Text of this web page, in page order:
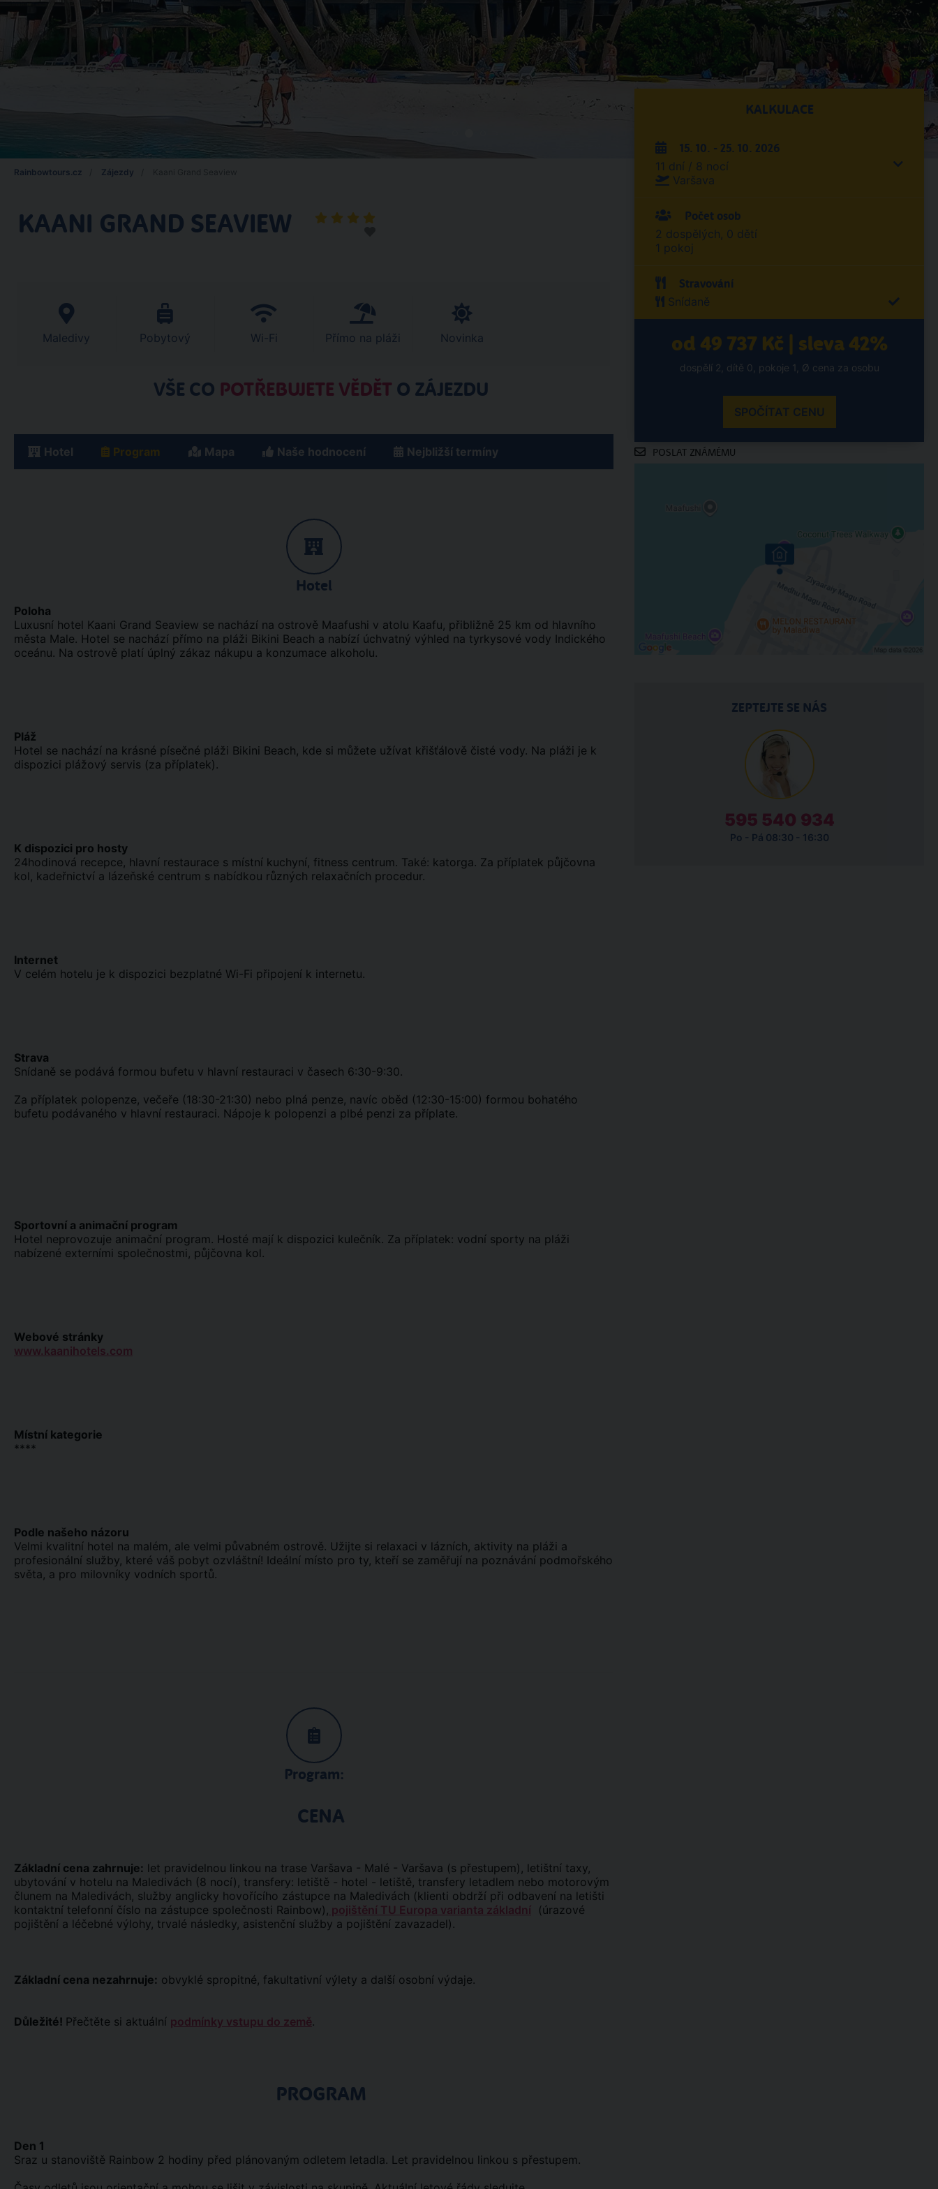
Rainbowtours.cz Zájezdy
KAANI GRAND SEAVIEW
Maledivy Pobytový Wi-Fi Přímo na pláži Novinka
VŠE CO POTŘEBUJETE VĚDĚT O ZÁJEZDU
Hotel Program Mapa Naše hodnocení Nejbližší termíny
Hotel
Poloha
Luxusní hotel Kaani Grand Seaview se nachází na ostrově Maafushi v atolu Kaafu, přibližně 25 km od hlavního
města Male. Hotel se nachází přímo na pláži Bikini Beach a nabízí úchvatný výhled na tyrkysové vody Indického
oceánu. Na ostrově platí úplný zákaz nákupu a konzumace alkoholu.
Pláž
Hotel se nachází na krásné písečné pláži Bikini Beach, kde si můžete užívat křišťálově čisté vody. Na pláži je k
dispozici plážový servis (za příplatek).
K dispozici pro hosty
24hodinová recepce, hlavní restaurace s místní kuchyní, fitness centrum. Také: katorga. Za příplatek půjčovna
kol, kadeřnictví a lázeňské centrum s nabídkou různých relaxačních procedur.
Internet
V celém hotelu je k dispozici bezplatné Wi-Fi připojení k internetu.
Strava
Snídaně se podává formou bufetu v hlavní restauraci v časech 6:30-9:30.
Za příplatek polopenze, večeře (18:30-21:30) nebo plná penze, navíc oběd (12:30-15:00) formou bohatého
bufetu podávaného v hlavní restauraci. Nápoje k polopenzi a plbé penzi za příplate.
Sportovní a animační program
Hotel neprovozuje animační program. Hosté mají k dispozici kulečník. Za příplatek: vodní sporty na pláži
nabízené externími společnostmi, půjčovna kol.
Webové stránky
www.kaanihotels.com
Místní kategorie
****
Podle našeho názoru
Velmi kvalitní hotel na malém, ale velmi půvabném ostrově. Užijte si relaxaci v lázních, aktivity na pláži a
profesionální služby, které váš pobyt ozvláštní! Ideální místo pro ty, kteří se zaměřují na poznávání podmořského
světa, a pro milovníky vodních sportů.
Program:
CENA
Základní cena zahrnuje: let pravidelnou linkou na trase Varšava - Malé - Varšava (s přestupem), letištní taxy,
ubytování v hotelu na Maledivách (8 nocí), transfery: letiště - hotel - letiště, transfery letadlem nebo motorovým
člunem na Maledivách, služby anglicky hovořícího zástupce na Maledivách (klienti obdrží při odbavení na letišti
kontaktní telefonní číslo na zástupce společnosti Rainbow), pojištění TU Europa varianta základní (úrazové
pojištění a léčebné výlohy, trvalé následky, asistenční služby a pojištění zavazadel).
Základní cena nezahrnuje: obvyklé spropitné, fakultativní výlety a další osobní výdaje.
Důležité! Přečtěte si aktuální podmínky vstupu do země.
PROGRAM
Den 1
Sraz u stanoviště Rainbow 2 hodiny před plánovaným odletem letadla. Let pravidelnou linkou s přestupem.
KALKULACE
15. 10. - 25. 10. 2026
11 dní / 8 nocí
Varšava
Počet osob
2 dospělých, 0 dětí
1 pokoj
Stravování
Snídaně
od 49 737 Kč | sleva 42%
dospělí 2, dítě 0, pokoje 1, Ø cena za osobu
SPOČÍTAT CENU
POSLAT ZNÁMÉMU
ZEPTEJTE SE NÁS
595 540 934
Po - Pá 08:30 - 16:30